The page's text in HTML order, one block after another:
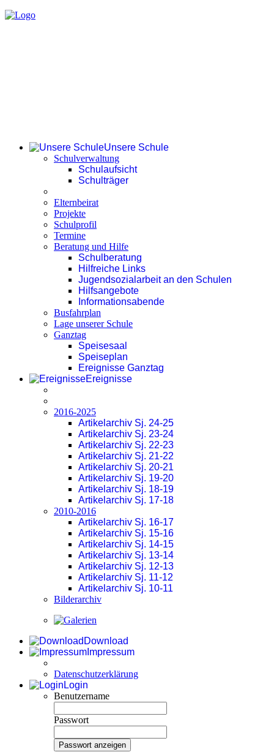
Unsere Schule
Schulverwaltung
Schulaufsicht
Schulträger
Elternbeirat
Projekte
Schulprofil
Termine
Beratung und Hilfe
Schulberatung
Hilfreiche Links
Jugendsozialarbeit an den Schulen
Hilfsangebote
Informationsabende
Busfahrplan
Lage unserer Schule
Ganztag
Speisesaal
Speiseplan
Ereignisse Ganztag
Ereignisse
2016-2025
Artikelarchiv Sj. 24-25
Artikelarchiv Sj. 23-24
Artikelarchiv Sj. 22-23
Artikelarchiv Sj. 21-22
Artikelarchiv Sj. 20-21
Artikelarchiv Sj. 19-20
Artikelarchiv Sj. 18-19
Artikelarchiv Sj. 17-18
2010-2016
Artikelarchiv Sj. 16-17
Artikelarchiv Sj. 15-16
Artikelarchiv Sj. 14-15
Artikelarchiv Sj. 13-14
Artikelarchiv Sj. 12-13
Artikelarchiv Sj. 11-12
Artikelarchiv Sj. 10-11
Bilderarchiv
Download
Impressum
Datenschutzerklärung
Login
Benutzername
Passwort
Passwort anzeigen